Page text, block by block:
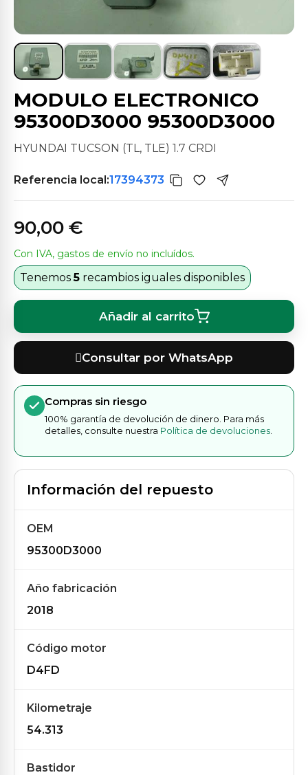
MODULO ELECTRONICO
95300D3000 95300D3000
HYUNDAI TUCSON (TL, TLE) 1.7 CRDI
Referencia local:17394373
90,00 €
Con IVA, gastos de envío no incluídos.
Tenemos5 recambios iguales disponibles
Añadir al carrito
Consultar por WhatsApp
Compras sin riesgo
100% garantía de devolución de dinero. Para más
detalles, consulte nuestra Política de devoluciones
Información del repuesto
OEM
95300D3000
Año fabricación
2018
Código motor
D4FD
Kilometraje
54.313
Bastidor